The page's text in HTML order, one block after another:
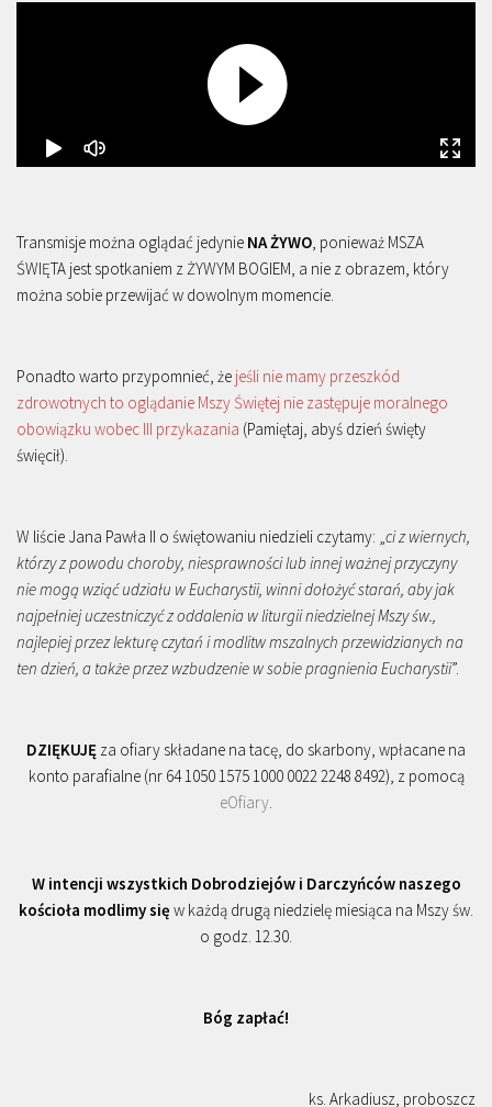
Transmisje można oglądać jedynie NA ŻYWO , ponieważ MSZA
ŚWIĘTA jest spotkaniem z ŻYWYM BOGIEM, a nie z obrazem, który
można sobie przewijać w dowolnym momencie.
Ponadto warto przypomnieć, że jeśli nie mamy przeszkód
zdrowotnych to oglądanie Mszy Świętej nie zastępuje moralnego
obowiązku wobec III przykazania (Pamiętaj, abyś dzień święty
święcił).
W liście Jana Pawła II o świętowaniu niedzieli czytamy: „ ci z wiernych,
którzy z powodu choroby, niesprawności lub innej ważnej przyczyny
nie mogą wziąć udziału w Eucharystii, winni dołożyć starań, aby jak
najpełniej uczestniczyć z oddalenia w liturgii niedzielnej Mszy św.,
najlepiej przez lekturę czytań i modlitw mszalnych przewidzianych na
ten dzień, a także przez wzbudzenie w sobie pragnienia Eucharystii”.
DZIĘKUJĘ za ofiary składane na tacę, do skarbony, wpłacane na
konto parafialne (nr 64 1050 1575 1000 0022 2248 8492), z pomocą
eOfiary
W intencji wszystkich Dobrodziejów i Darczyńców naszego
kościoła modlimy się w każdą drugą niedzielę miesiąca na Mszy św.
o godz. 12.30.
Bóg zapłać!
ks. Arkadiusz, proboszcz